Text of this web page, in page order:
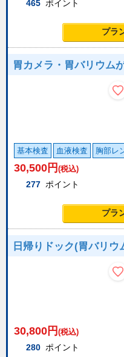
465 ポイント
プラ
胃カメラ・胃バリウム
基本検査 血液検査 胸部レ
30,500 円 (税込)
277 ポイント
プラ
日帰りドック(胃バリ
30,800 円 (税込)
280 ポイント